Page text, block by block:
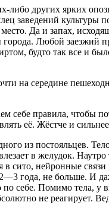
либо других ярких
заведений культуры
Да и запах,
Любой заезжий
ом, будто так все и
на середине
правила, чтобы
её. Жёстче и
из постояльцев.
в желудок.
в сито, нейронные
года, не больше. И
себе. Помимо тела, у
не реагирует.